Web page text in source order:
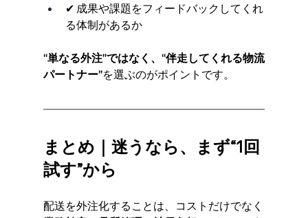
✔ 成果や課題をフィードバックしてくれ
る体制があるか
“単なる外注”ではなく、“伴走してくれる物流
パートナー”を選ぶのがポイントです。
まとめ｜迷うなら、まず“1回
試す”から
配送を外注化することは、コストだけでなく